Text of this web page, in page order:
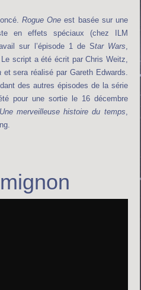
Rogue One est basée sur une
en effets spéciaux (chez ILM
sur l’épisode 1 de Star Wars
. Le script a été écrit par Chris Weitz,
et sera réalisé par Gareth Edwards.
des autres épisodes de la série
pour une sortie le 16 décembre
Une merveilleuse histoire du temps